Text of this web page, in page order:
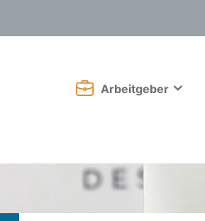
Arbeitgeber